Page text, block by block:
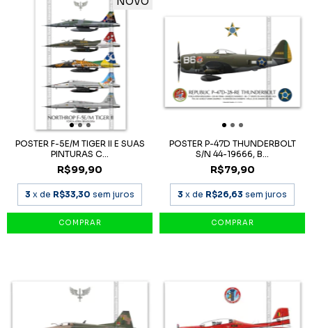
POSTER F-5E/M TIGER II E SUAS
PINTURAS C...
R$99,90
3 x de R$33,30 sem juros
POSTER P-47D THUNDERBOLT
S/N 44-19666, B...
R$79,90
3 x de R$26,63 sem juros